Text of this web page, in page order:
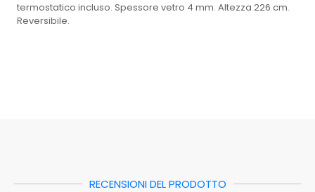
termostatico incluso. Spessore vetro 4 mm. Altezza 226 cm.
Reversibile.
Inclusi_nel_set
SI
RECENSIONI DEL PRODOTTO